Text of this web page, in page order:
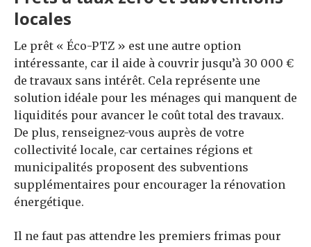
locales
Le prêt « Éco-PTZ » est une autre option
intéressante, car il aide à couvrir jusqu’à 30 000 €
de travaux sans intérêt. Cela représente une
solution idéale pour les ménages qui manquent de
liquidités pour avancer le coût total des travaux.
De plus, renseignez-vous auprès de votre
collectivité locale, car certaines régions et
municipalités proposent des subventions
supplémentaires pour encourager la rénovation
énergétique.
Il ne faut pas attendre les premiers frimas pour